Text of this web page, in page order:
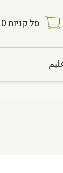
סל קניות0